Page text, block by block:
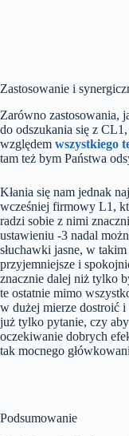
Zastosowanie i
Zarówno zastosowania,
do odszukania się z
względem wszystkiego
tam też bym Państwa
Kłania się nam jednak
wcześniej firmowy L1,
radzi sobie z nimi
ustawieniu -3 nadal
słuchawki jasne, w
przyjemniejsze i
znacznie dalej niż tylko
te ostatnie mimo
w dużej mierze dostroić
już tylko pytanie, czy
oczekiwanie dobrych
tak mocnego
Podsumowanie